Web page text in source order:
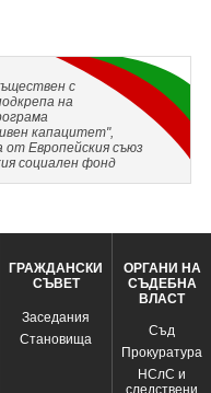
с
на
капацитет",
от Европейския съюз
социален фонд
ГРАЖДАНСКИ
СЪВЕТ
Заседания
Становища
ОРГАНИ НА
СЪДЕБНА
ВЛАСТ
Съд
Прокуратура
НСлС и
следствени